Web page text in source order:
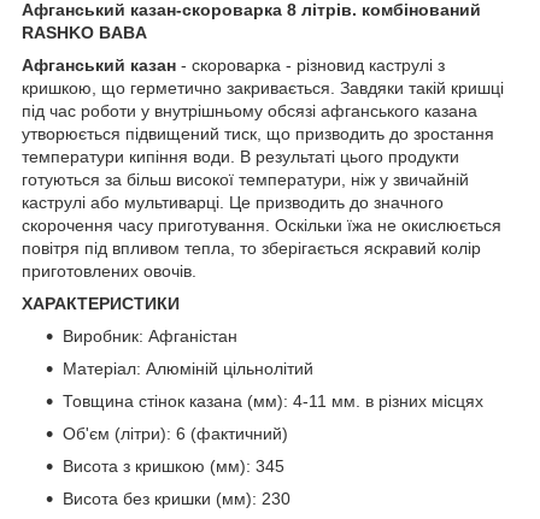
Афганський казан-скороварка 8 літрів. комбінований
RASHKO BABA
Афганський казан - скороварка - різновид каструлі з
кришкою, що герметично закривається. Завдяки такій кришці
під час роботи у внутрішньому обсязі афганського казана
утворюється підвищений тиск, що призводить до зростання
температури кипіння води. В результаті цього продукти
готуються за більш високої температури, ніж у звичайній
каструлі або мультиварці. Це призводить до значного
скорочення часу приготування. Оскільки їжа не окислюється
повітря під впливом тепла, то зберігається яскравий колір
приготовлених овочів.
ХАРАКТЕРИСТИКИ
Виробник: Афганістан
Матеріал: Алюміній цільнолітий
Товщина стінок казана (мм): 4-11 мм. в різних місцях
Об'єм (літри): 6 (фактичний)
Висота з кришкою (мм): 345
Висота без кришки (мм): 230